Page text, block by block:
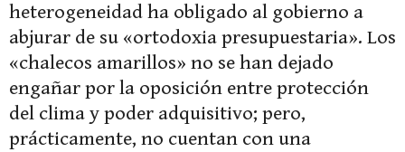
heterogeneidad ha obligado al gobierno a
abjurar de su «ortodoxia presupuestaria». Los
«chalecos amarillos» no se han dejado
engañar por la oposición entre protección
del clima y poder adquisitivo; pero,
prácticamente, no cuentan con una